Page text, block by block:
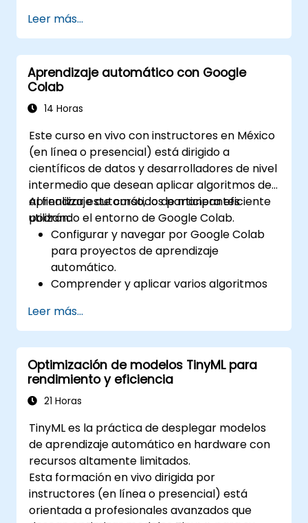
entrenamiento y validación de modelos.
Integrar Airflow con frameworks y
herramientas de machine learning.
Desplegar modelos de machine learning
mediante pipelines automatizados.
Supervisar y optimizar flujos de trabajo de
Leer más...
Aprendizaje automático con Google
Colab
14 Horas
Este curso en vivo con instructores en México
(en línea o presencial) está dirigido a
científicos de datos y desarrolladores de nivel
intermedio que desean aplicar algoritmos de
aprendizaje automático de manera eficiente
utilizando el entorno de Google Colab.
Al finalizar este curso, los participantes
podrán:
Configurar y navegar por Google Colab
para proyectos de aprendizaje
automático.
Comprender y aplicar varios algoritmos
Utilizar bibliotecas como Scikit-learn para
analizar y predecir datos.
Implementar modelos de aprendizaje
supervisado y no supervisado.
Optimizar y evaluar modelos de
aprendizaje automático de manera
Leer más...
Optimización de modelos TinyML para
rendimiento y eficiencia
21 Horas
TinyML es la práctica de desplegar modelos
de aprendizaje automático en hardware con
recursos altamente limitados.
Esta formación en vivo dirigida por
instructores (en línea o presencial) está
orientada a profesionales avanzados que